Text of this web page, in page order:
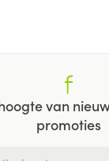
van
promoties